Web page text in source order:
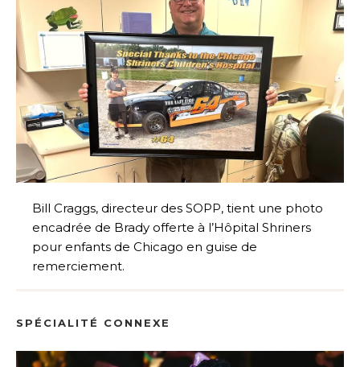
Bill Craggs, directeur des SOPP, tient une photo
encadrée de Brady offerte à l’Hôpital Shriners
pour enfants de Chicago en guise de
remerciement.
SPÉCIALITÉ CONNEXE